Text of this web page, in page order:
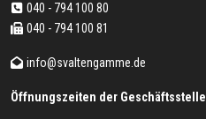
040 - 794 100 80
040 - 794 100 81
info@svaltengamme.de
Öffnungszeiten der Geschäftsstelle